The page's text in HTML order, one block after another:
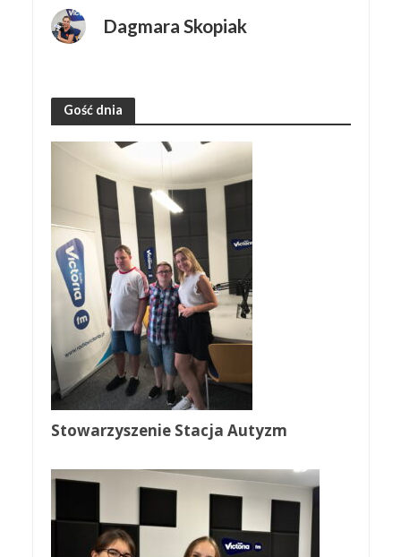
Dagmara Skopiak
Gość dnia
Stowarzyszenie Stacja Autyzm